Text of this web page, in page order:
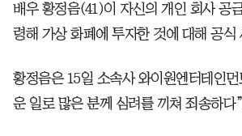
배우 황정음(41)이 자신의 개인 회사 공
령해 가상 화폐에 투자한 것에 대해 공식
황정음은 15일 소속사 와이원엔터테인
운 일로 많은 분께 심려를 끼쳐 죄송하다